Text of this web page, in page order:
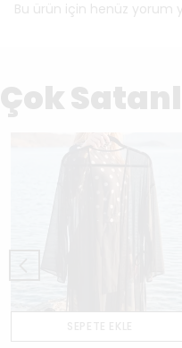
Bu ürün için henüz yorum
Çok